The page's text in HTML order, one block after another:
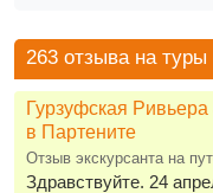
263 отзыва на туры
Гурзуфская
в Партените
Отзыв экскурсанта на
Здравствуйте. 24